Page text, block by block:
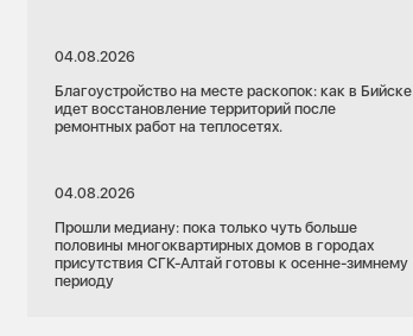
04.08.2026
Благоустройство на месте раскопок: как в Бийске
идет восстановление территорий после
ремонтных работ на теплосетях.
04.08.2026
Прошли медиану: пока только чуть больше
половины многоквартирных домов в городах
присутствия СГК-Алтай готовы к осенне-зимнему
периоду